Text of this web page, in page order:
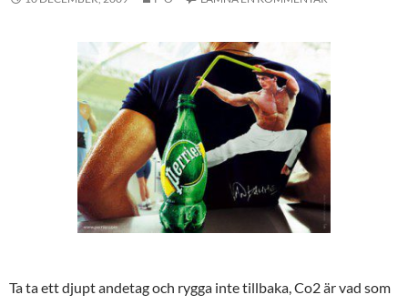
Ta ta ett djupt andetag och rygga inte tillbaka, Co2 är vad som